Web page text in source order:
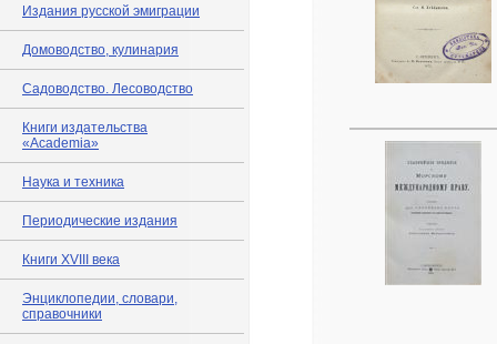
Издания русской эмиграции
Домоводство, кулинария
Садоводство. Лесоводство
Книги издательства
«Academia»
Наука и техника
Периодические издания
Книги XVIII века
Энциклопедии, словари,
справочники